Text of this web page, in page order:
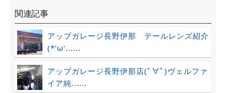
関連記事
アップガレージ長野伊那 テールレンズ紹介
(*‘ω‘......
アップガレージ長野伊那店(ﾟ∀ﾟ)ヴェルファ
イア純......